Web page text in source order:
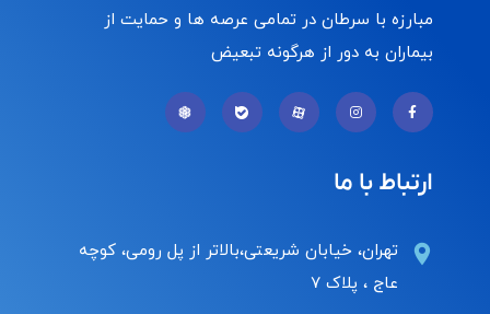
مبارزه با سرطان در تمامی عرصه ها و حمایت از
بیماران به دور از هرگونه تبعیض
ارتباط با ما
تهران، خیابان شریعتی،بالاتر از پل رومی، کوچه
عاج ، پلاک ۷